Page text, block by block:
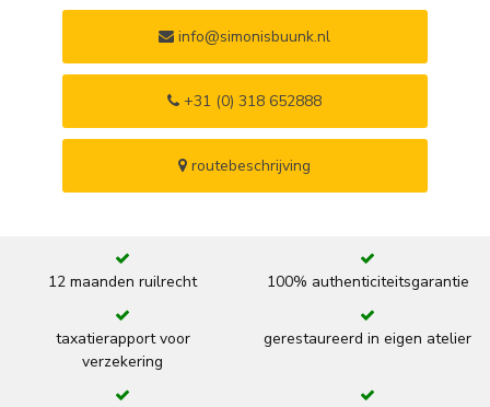
info@simonisbuunk.nl
+31 (0) 318 652888
routebeschrijving
12 maanden ruilrecht 100% authenticiteitsgarantie
taxatierapport voor
verzekering
gerestaureerd in eigen atelier